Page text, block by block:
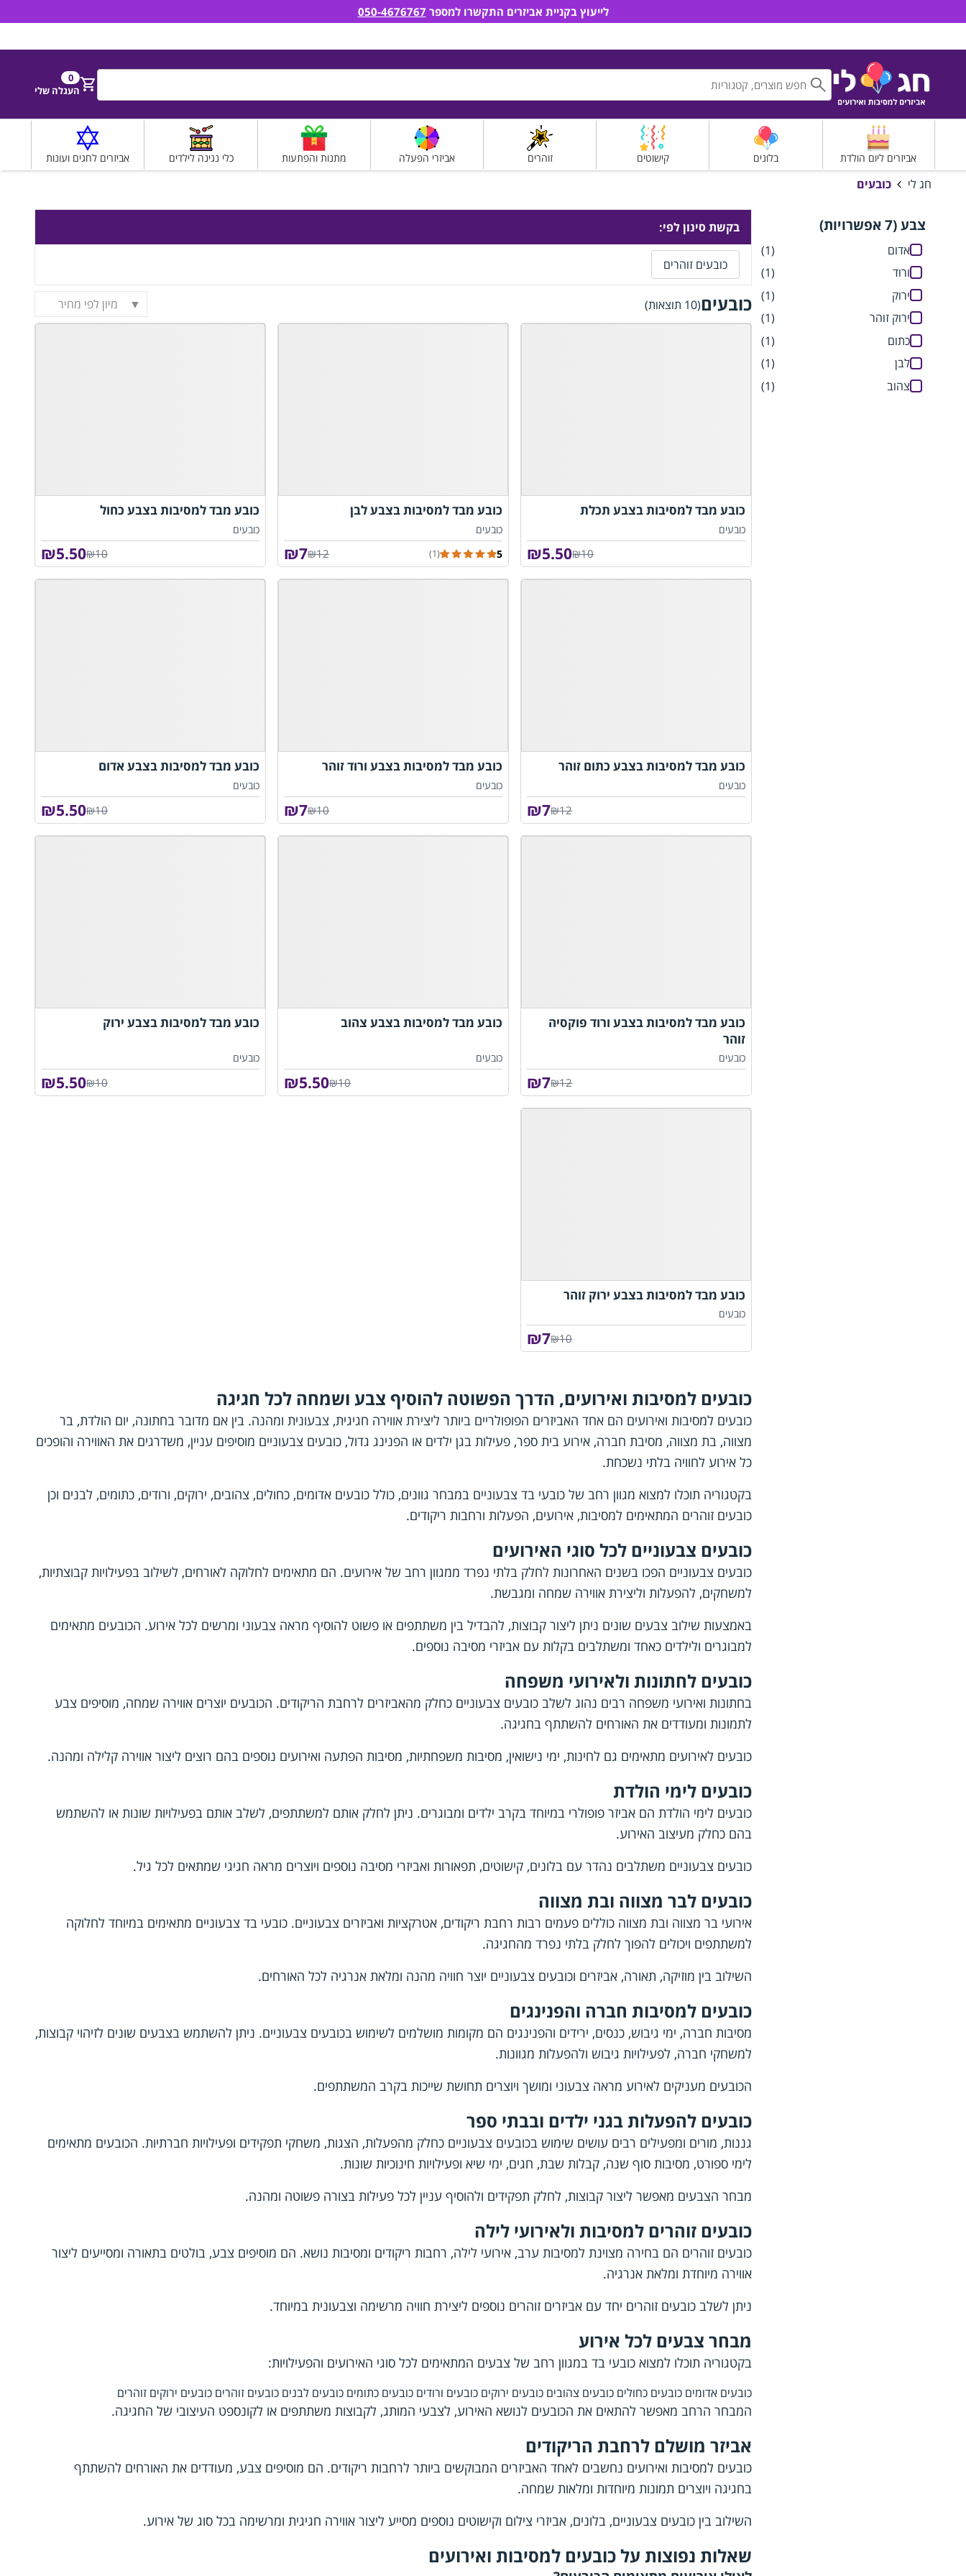
חפש0
העגלה שלי
אביזרים ליום הולדת בלונים קישוטים זוהרים אביזרי הפעלה מתנות והפתעות כלי נגינה לילדים אביזרים לחגים ועונות
חג לי כובעים
צבע (7 אפשרויות)
אדום
(1)
ורוד
(1)
ירוק
(1)
ירוק זוהר
(1)
כתום
(1)
לבן
(1)
צהוב
(1)
בקשת סינון לפי:
כובעים זוהרים
כובעים(10 תוצאות) מיון לפי מחיר
כובע מבד למסיבות בצבע תכלת
כובעים
₪10
5.50
₪
כובע מבד למסיבות בצבע לבן
כובעים
5
(1)
₪12
7
₪
כובע מבד למסיבות בצבע כחול
כובעים
₪10
5.50
₪
כובע מבד למסיבות בצבע כתום זוהר
כובעים
₪12
7
₪
כובע מבד למסיבות בצבע ורוד זוהר
כובעים
₪10
7
₪
כובע מבד למסיבות בצבע אדום
כובעים
₪10
5.50
₪
כובע מבד למסיבות בצבע ורוד פוקסיה
זוהר
כובעים
₪12
7
₪
כובע מבד למסיבות בצבע צהוב
כובעים
₪10
5.50
₪
כובע מבד למסיבות בצבע ירוק
כובעים
₪10
5.50
₪
כובע מבד למסיבות בצבע ירוק זוהר
כובעים
₪10
7
₪
כובעים למסיבות ואירועים, הדרך הפשוטה להוסיף צבע ושמחה לכל חגיגה
כובעים למסיבות ואירועים הם אחד האביזרים הפופולריים ביותר ליצירת אווירה חגיגית, צבעונית ומהנה. בין אם מדובר בחתונה, יום הולדת, בר
מצווה, בת מצווה, מסיבת חברה, אירוע בית ספר, פעילות בגן ילדים או הפנינג גדול, כובעים צבעוניים מוסיפים עניין, משדרגים את האווירה והופכים
כל אירוע לחוויה בלתי נשכחת.
בקטגוריה תוכלו למצוא מגוון רחב של כובעי בד צבעוניים במבחר גוונים, כולל כובעים אדומים, כחולים, צהובים, ירוקים, ורודים, כתומים, לבנים וכן
כובעים זוהרים המתאימים למסיבות, אירועים, הפעלות ורחבות ריקודים.
כובעים צבעוניים לכל סוגי האירועים
כובעים צבעוניים הפכו בשנים האחרונות לחלק בלתי נפרד ממגוון רחב של אירועים. הם מתאימים לחלוקה לאורחים, לשילוב בפעילויות קבוצתיות,
למשחקים, להפעלות וליצירת אווירה שמחה ומגבשת.
באמצעות שילוב צבעים שונים ניתן ליצור קבוצות, להבדיל בין משתתפים או פשוט להוסיף מראה צבעוני ומרשים לכל אירוע. הכובעים מתאימים
למבוגרים ולילדים כאחד ומשתלבים בקלות עם אביזרי מסיבה נוספים.
כובעים לחתונות ולאירועי משפחה
בחתונות ואירועי משפחה רבים נהוג לשלב כובעים צבעוניים כחלק מהאביזרים לרחבת הריקודים. הכובעים יוצרים אווירה שמחה, מוסיפים צבע
לתמונות ומעודדים את האורחים להשתתף בחגיגה.
כובעים לאירועים מתאימים גם לחינות, ימי נישואין, מסיבות משפחתיות, מסיבות הפתעה ואירועים נוספים בהם רוצים ליצור אווירה קלילה ומהנה.
כובעים לימי הולדת
כובעים לימי הולדת הם אביזר פופולרי במיוחד בקרב ילדים ומבוגרים. ניתן לחלק אותם למשתתפים, לשלב אותם בפעילויות שונות או להשתמש
בהם כחלק מעיצוב האירוע.
כובעים צבעוניים משתלבים נהדר עם בלונים, קישוטים, תפאורות ואביזרי מסיבה נוספים ויוצרים מראה חגיגי שמתאים לכל גיל.
כובעים לבר מצווה ובת מצווה
אירועי בר מצווה ובת מצווה כוללים פעמים רבות רחבת ריקודים, אטרקציות ואביזרים צבעוניים. כובעי בד צבעוניים מתאימים במיוחד לחלוקה
למשתתפים ויכולים להפוך לחלק בלתי נפרד מהחגיגה.
השילוב בין מוזיקה, תאורה, אביזרים וכובעים צבעוניים יוצר חוויה מהנה ומלאת אנרגיה לכל האורחים.
כובעים למסיבות חברה והפנינגים
מסיבות חברה, ימי גיבוש, כנסים, ירידים והפנינגים הם מקומות מושלמים לשימוש בכובעים צבעוניים. ניתן להשתמש בצבעים שונים לזיהוי קבוצות,
למשחקי חברה, לפעילויות גיבוש ולהפעלות מגוונות.
הכובעים מעניקים לאירוע מראה צבעוני ומושך ויוצרים תחושת שייכות בקרב המשתתפים.
כובעים להפעלות בגני ילדים ובבתי ספר
גננות, מורים ומפעילים רבים עושים שימוש בכובעים צבעוניים כחלק מהפעלות, הצגות, משחקי תפקידים ופעילויות חברתיות. הכובעים מתאימים
לימי ספורט, מסיבות סוף שנה, קבלות שבת, חגים, ימי שיא ופעילויות חינוכיות שונות.
מבחר הצבעים מאפשר ליצור קבוצות, לחלק תפקידים ולהוסיף עניין לכל פעילות בצורה פשוטה ומהנה.
כובעים זוהרים למסיבות ולאירועי לילה
כובעים זוהרים הם בחירה מצוינת למסיבות ערב, אירועי לילה, רחבות ריקודים ומסיבות נושא. הם מוסיפים צבע, בולטים בתאורה ומסייעים ליצור
אווירה מיוחדת ומלאת אנרגיה.
ניתן לשלב כובעים זוהרים יחד עם אביזרים זוהרים נוספים ליצירת חוויה מרשימה וצבעונית במיוחד.
מבחר צבעים לכל אירוע
בקטגוריה תוכלו למצוא כובעי בד במגוון רחב של צבעים המתאימים לכל סוגי האירועים והפעילויות:
כובעים אדומים כובעים כחולים כובעים צהובים כובעים ירוקים כובעים ורודים כובעים כתומים כובעים לבנים כובעים זוהרים כובעים ירוקים זוהרים
המבחר הרחב מאפשר להתאים את הכובעים לנושא האירוע, לצבעי המותג, לקבוצות משתתפים או לקונספט העיצובי של החגיגה.
אביזר מושלם לרחבת הריקודים
כובעים למסיבות ואירועים נחשבים לאחד האביזרים המבוקשים ביותר לרחבות ריקודים. הם מוסיפים צבע, מעודדים את האורחים להשתתף
בחגיגה ויוצרים תמונות מיוחדות ומלאות שמחה.
השילוב בין כובעים צבעוניים, בלונים, אביזרי צילום וקישוטים נוספים מסייע ליצור אווירה חגיגית ומרשימה בכל סוג של אירוע.
שאלות נפוצות על כובעים למסיבות ואירועים
לייעוץ בקניית אביזרים התקשרו למספר 050-4676767